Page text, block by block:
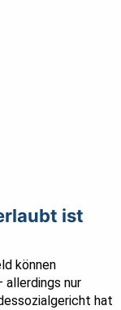
ist
können
allerdings nur
hat